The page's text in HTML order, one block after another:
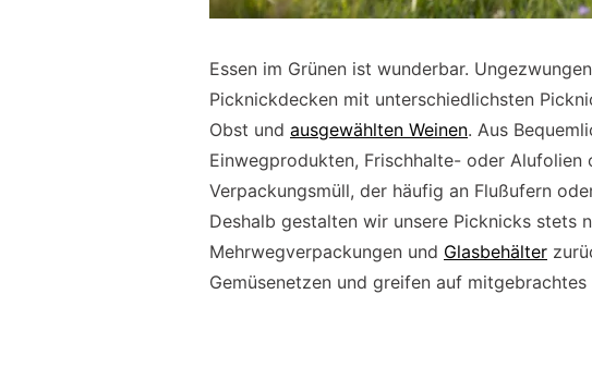
Essen im Grünen ist wunderbar.
Picknickdecken mit unterschiedlichsten
Obst und ausgewählten Weinen. Aus
Einwegprodukten, Frischhalte- oder
Verpackungsmüll, der häufig an Flußufern
Deshalb gestalten wir unsere Picknicks stets
Mehrwegverpackungen und Glasbehälter
Gemüsenetzen und greifen auf